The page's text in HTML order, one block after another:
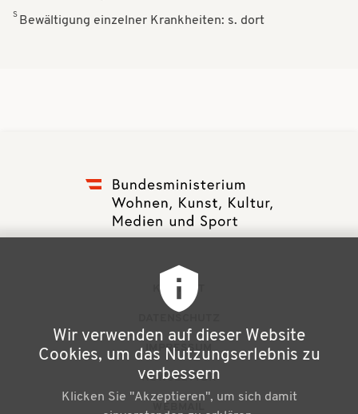
S Bewältigung einzelner Krankheiten: s. dort
ß
e
KONTAKT
IMPRESSUM
NEWSLETTER
Wir verwenden auf dieser Website
Cookies, um das Nutzungserlebnis zu
verbessern
Klicken Sie "Akzeptieren", um sich damit